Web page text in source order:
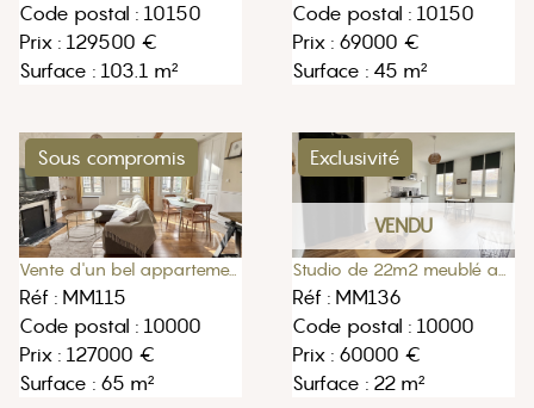
Code postal : 10150
Prix : 129500 €
Surface : 103.1 m²
Code postal : 10150
Prix : 69000 €
Surface : 45 m²
Sous compromis
Vente d'un bel appartement de 65m2 à Troyes
Réf : MM115
Code postal : 10000
Prix : 127000 €
Surface : 65 m²
Exclusivité
VENDU
Studio de 22m2 meublé au centre ville de Troyes
Réf : MM136
Code postal : 10000
Prix : 60000 €
Surface : 22 m²